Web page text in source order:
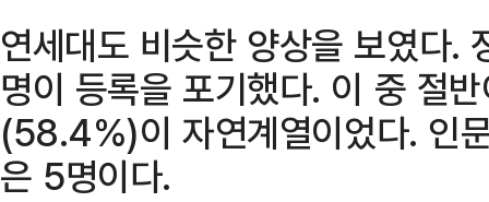
연세대도 비슷한 양상을 보였다
명이 등록을 포기했다. 이 중 절
(58.4%)이 자연계열이었다. 인
은 5명이다.